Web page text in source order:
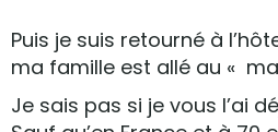
Puis je suis retourné à
ma famille est allé au «
Je sais pas si je vous l’ai